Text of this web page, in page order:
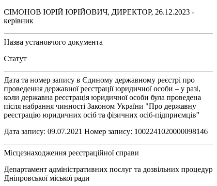
СІМОНОВ ЮРІЙ ЮРІЙОВИЧ, ДИРЕКТОР, 26.12.2023 -
керівник
Назва установчого документа
Статут
Дата та номер запису в Єдиному державному реєстрі про
проведення державної реєстрації юридичної особи – у разі,
коли державна реєстрація юридичної особи була проведена
після набрання чинності Законом України "Про державну
реєстрацію юридичних осіб та фізичних осіб-підприємців"
Дата запису: 09.07.2021 Номер запису: 1002241020000098146
Місцезнаходження реєстраційної справи
Департамент адміністративних послуг та дозвільних процедур
Дніпровської міської ради